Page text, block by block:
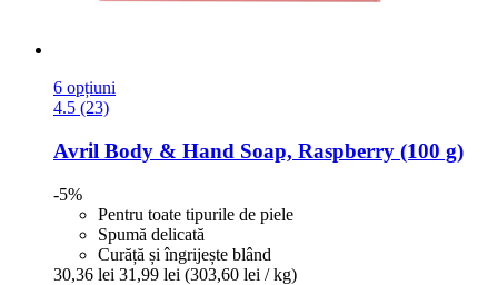
6 opțiuni
4.5 (23)
Avril Body & Hand Soap, Raspberry (100 g)
-5%
Pentru toate tipurile de piele
Spumă delicată
Curăță și îngrijește blând
30,36 lei 31,99 lei (303,60 lei / kg)